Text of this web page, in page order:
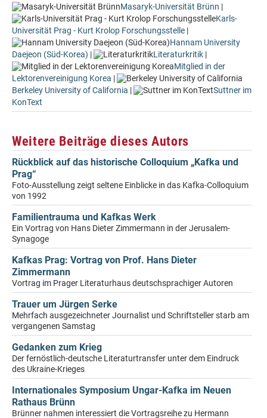
Masaryk-Universität Brünn |
Karls-
Universität Prag - Kurt Krolop Forschungsstelle |
Hannam University
Daejeon (Süd-Korea) | Literaturkritik |
Mitglied in der
Lektorenvereinigung Korea |
Berkeley University of California |
Suttner im
KonText
Weitere Beiträge dieses Autors
Rückblick auf das historische Colloquium „Kafka und
Prag“
Foto-Ausstellung zeigt seltene Einblicke in das Kafka-Colloquium
von 1992
Familientrauma und Kafkas Werk
Ein Vortrag von Hans Dieter Zimmermann in der Jerusalem-
Synagoge
Kafkas Prag: Vortrag von Prof. Hans Dieter
Zimmermann
Vortrag im Prager Literaturhaus deutschsprachiger Autoren
Trauer um Jürgen Serke
Mehrfach ausgezeichneter Journalist und Schriftsteller starb am
vergangenen Samstag
Gedanken zum Krieg
Der fernöstlich-deutsche Literaturtransfer unter dem Eindruck
des Ukraine-Krieges
Internationales Symposium Ungar-Kafka im Neuen
Rathaus Brünn
Brünner nahmen interessiert die Vortragsreihe zu Hermann